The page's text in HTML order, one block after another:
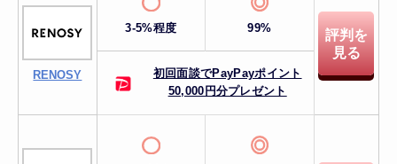
RENOSY
3-5%程度 99%
評判を
見る
初回面談でPayPayポイント
50,000円分プレゼント